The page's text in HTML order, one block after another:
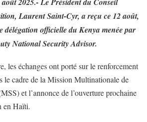
Laurent Saint-Cyr, a reçu ce 12 août,
délégation officielle du Kenya menée par
National Security Advisor.
les échanges ont porté sur le renforcement
le cadre de la Mission Multinationale de
et l’annonce de l’ouverture prochaine
en Haïti.